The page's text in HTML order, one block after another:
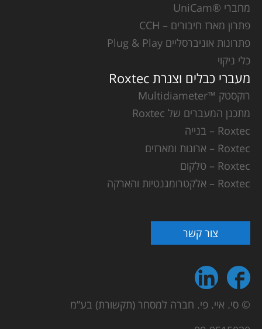
מחברי ®UniCam
פתרון מארז חיבורים – CCH
פתרונות אוניברסליים Plug & Play
כלי ניקוי
מעברי כבלים וצנרת Roxtec
רוקסטק ™Multidiameter
מתכנן המעברים של Roxtec
Roxtec – בנייה
Roxtec – ארונות ומארזים
Roxtec – טלקום
Roxtec – אלקטרומגנטיות והארקה
צור קשר
© סי. איי. פי. חברה למסחר (תקשורת) בע”מ